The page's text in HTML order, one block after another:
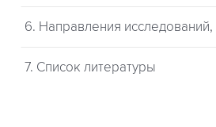
6. Направления
7. Список литературы